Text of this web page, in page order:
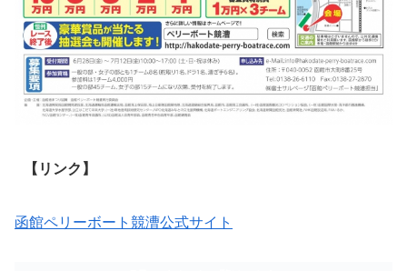
【リンク】
函館ペリーボート競漕公式サイト